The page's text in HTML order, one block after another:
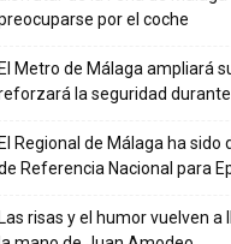
por el coche
Metro de Málaga ampliará
la seguridad durante
Regional de Málaga ha sido
Referencia Nacional para
risas y el humor vuelven a